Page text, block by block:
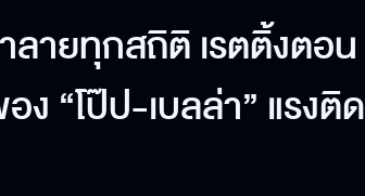
ลายทุกสถิติ เรตติ้งตอน
“โป๊ป-เบลล่า” แรงติด